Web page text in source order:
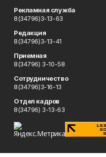
Рекламная служба
8(34796)3-13-63
Редакция
8(34796)3-13-41
Приемная
8(34796) 3-10-58
Сотрудничество
8(34796)3-16-13
Отдел кадров
8(34796) 3-13-63